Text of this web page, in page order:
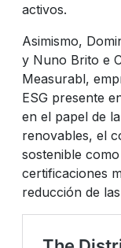
activos.
Asimismo,
y Nuno Brito e
Measurabl,
ESG presente
en el papel de
renovables, el
sostenible
certificaciones
reducción de